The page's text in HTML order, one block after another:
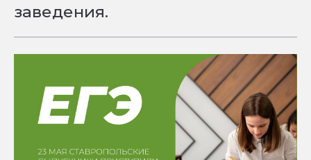
заведения.